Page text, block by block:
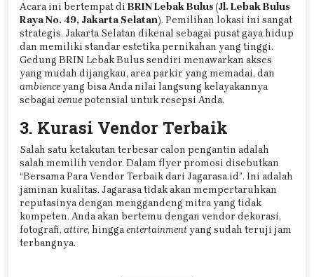
Acara ini bertempat di BRIN Lebak Bulus (Jl. Lebak Bulus
Raya No. 49, Jakarta Selatan). Pemilihan lokasi ini sangat
strategis. Jakarta Selatan dikenal sebagai pusat gaya hidup
dan memiliki standar estetika pernikahan yang tinggi.
Gedung BRIN Lebak Bulus sendiri menawarkan akses
yang mudah dijangkau, area parkir yang memadai, dan
ambienceyang bisa Anda nilai langsung kelayakannya
sebagai venuepotensial untuk resepsi Anda.
3. Kurasi Vendor Terbaik
Salah satu ketakutan terbesar calon pengantin adalah
salah memilih vendor. Dalam flyer promosi disebutkan
“Bersama Para Vendor Terbaik dari Jagarasa.id”. Ini adalah
jaminan kualitas. Jagarasa tidak akan mempertaruhkan
reputasinya dengan menggandeng mitra yang tidak
kompeten. Anda akan bertemu dengan vendor dekorasi,
fotografi, attire, hinggaentertainmentyang sudah teruji jam
terbangnya.